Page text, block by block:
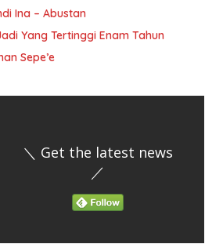
Ina – Abustan
Yang Tertinggi Enam Tahun
Sepe’e
＼ Get the latest news
／